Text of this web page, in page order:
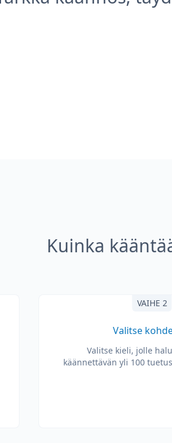
Kuinka
VAIHE 2
Valitse
Valitse kieli, jolle
käännettävän yli 100